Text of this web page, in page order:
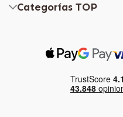
Categorías TOP